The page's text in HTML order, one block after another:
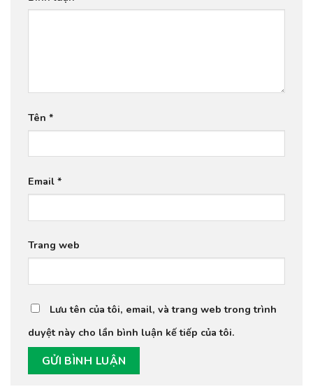
Tên *
Email *
Trang web
Lưu tên của tôi, email, và trang web trong trình
duyệt này cho lần bình luận kế tiếp của tôi.